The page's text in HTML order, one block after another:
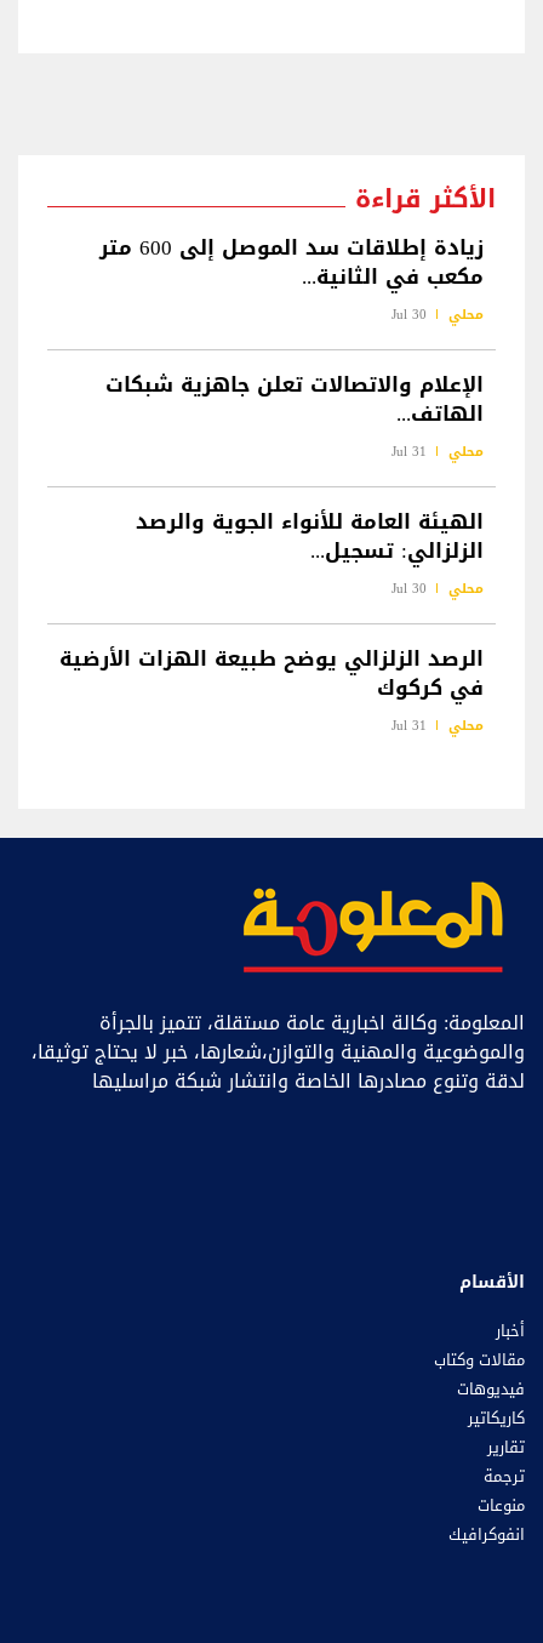
الأكثر قراءة
زيادة إطلاقات سد الموصل إلى 600 متر
مكعب في الثانية...
محلي 30 Jul
الإعلام والاتصالات تعلن جاهزية شبكات
الهاتف...
محلي 31 Jul
الهيئة العامة للأنواء الجوية والرصد
الزلزالي: تسجيل...
محلي 30 Jul
الرصد الزلزالي يوضح طبيعة الهزات الأرضية
في كركوك
محلي 31 Jul
المعلومة: وكالة اخبارية عامة مستقلة، تتميز بالجرأة
والموضوعية والمهنية والتوازن،شعارها، خبر ﻻ يحتاج توثيقا،
لدقة وتنوع مصادرها الخاصة وانتشار شبكة مراسليها
الأقسام
أخبار
مقالات وكتاب
فيديوهات
كاريكاتير
تقارير
ترجمة
منوعات
انفوكرافيك